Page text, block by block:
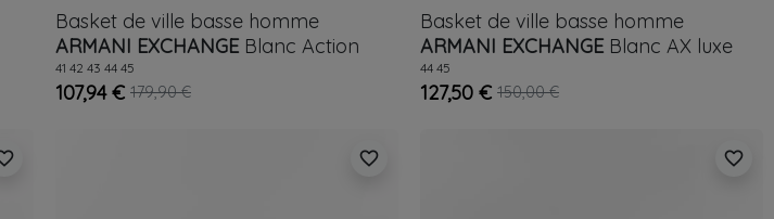
Basket de ville basse homme
ARMANI EXCHANGE Blanc Action
41 42 43 44 45
107,94 € 179,90 €
Basket de ville basse homme
ARMANI EXCHANGE Blanc AX luxe
44 45
127,50 € 150,00 €
favorite_border favorite_border